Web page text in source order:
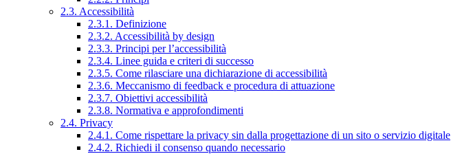
2.3. Accessibilità
2.3.1. Definizione
2.3.2. Accessibilità by design
2.3.3. Principi per l’accessibilità
2.3.4. Linee guida e criteri di successo
2.3.5. Come rilasciare una dichiarazione di accessibilità
2.3.6. Meccanismo di feedback e procedura di attuazione
2.3.7. Obiettivi accessibilità
2.3.8. Normativa e approfondimenti
2.4. Privacy
2.4.1. Come rispettare la privacy sin dalla progettazione di un sito o servizio digitale
2.4.2. Richiedi il consenso quando necessario